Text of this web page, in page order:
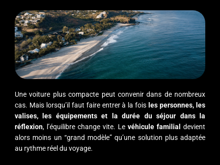
Une voiture plus compacte peut convenir dans de nombreux
cas. Mais lorsqu’il faut faire entrer à la foisles personnes, les
valises, les équipements et la durée du séjour dans la
réflexion, l’équilibre change vite. Le véhicule familial devient
alors moins un “grand modèle” qu’une solution plus adaptée
au rythme réel du voyage.